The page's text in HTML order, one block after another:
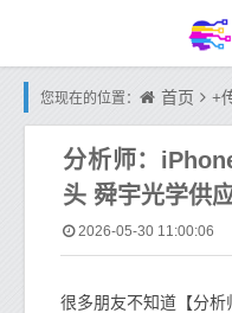
您现在的位置： 首页 +
分析师：
头 舜宇光学供
2026-05-30 11:00:06
很多朋友不知道【分